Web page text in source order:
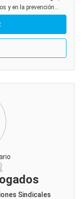
y en la prevención...
Sindicales